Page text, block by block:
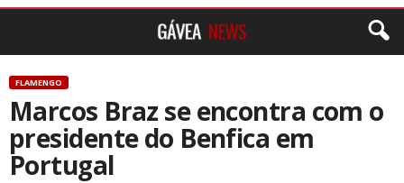
FLAMENGO
Marcos Braz se encontra com o
presidente do Benfica em
Portugal